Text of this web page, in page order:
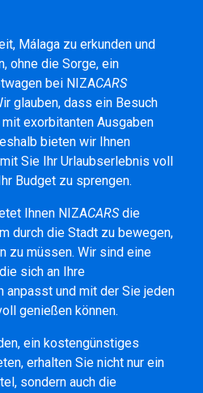
Málaga zu erkunden und
ohne die Sorge, ein
bei NIZACARS
glauben, dass ein Besuch
exorbitanten Ausgaben
bieten wir Ihnen
Sie Ihr Urlaubserlebnis voll
Budget zu sprengen.
Ihnen NIZACARSdie
durch die Stadt zu bewegen,
zu müssen. Wir sind eine
sich an Ihre
anpasst und mit der Sie jeden
genießen können.
ein kostengünstiges
erhalten Sie nicht nur ein
sondern auch die